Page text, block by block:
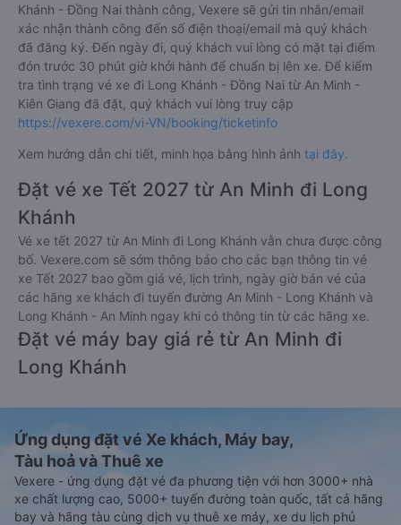
Khánh - Đồng Nai thành công, Vexere sẽ gửi tin nhắn/email
xác nhận thành công đến số điện thoại/email mà quý khách
đã đăng ký. Đến ngày đi, quý khách vui lòng có mặt tại điểm
đón trước 30 phút giờ khởi hành để chuẩn bị lên xe. Để kiểm
tra tình trạng vé xe đi Long Khánh - Đồng Nai từ An Minh -
Kiên Giang đã đặt, quý khách vui lòng truy cập
https://vexere.com/vi-VN/booking/ticketinfo
Xem hướng dẫn chi tiết, minh họa bằng hình ảnh tại đây.
Đặt vé xe Tết 2027 từ An Minh đi Long
Khánh
Vé xe tết 2027 từ An Minh đi Long Khánh vẫn chưa được công
bố. Vexere.com sẽ sớm thông báo cho các bạn thông tin vé
xe Tết 2027 bao gồm giá vé, lịch trình, ngày giờ bán vé của
các hãng xe khách đi tuyến đường An Minh - Long Khánh và
Long Khánh - An Minh ngay khi có thông tin từ các hãng xe.
Đặt vé máy bay giá rẻ từ An Minh đi
Long Khánh
Ứng dụng đặt vé Xe khách, Máy bay,
Tàu hoả và Thuê xe
Vexere - ứng dụng đặt vé đa phương tiện với hơn 3000+ nhà
xe chất lượng cao, 5000+ tuyến đường toàn quốc, tất cả hãng
bay và hãng tàu cùng dịch vụ thuê xe máy, xe du lịch phủ